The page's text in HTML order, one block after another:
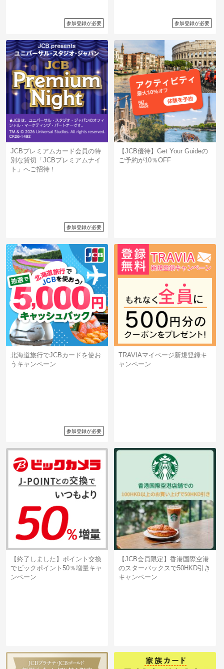
参加登録が必要
JCBプレミアムカード会員の特
別な貸切「JCBプレミアムナイ
ト」へご招待！
参加登録が必要
北海道旅行でJCBカードを使お
うキャンペーン
参加登録が必要
【終了しました】ポイント交換
でビックポイント50％増量キャ
ンペーン
参加登録が必要
【JCB優待】Get Your Guideの
ご予約が10％OFF
TRAVIAマイページ新規登録キ
ャンペーン
【JCB会員限定】香港国際空港
のスターバックスで50HKD引き
キャンペーン